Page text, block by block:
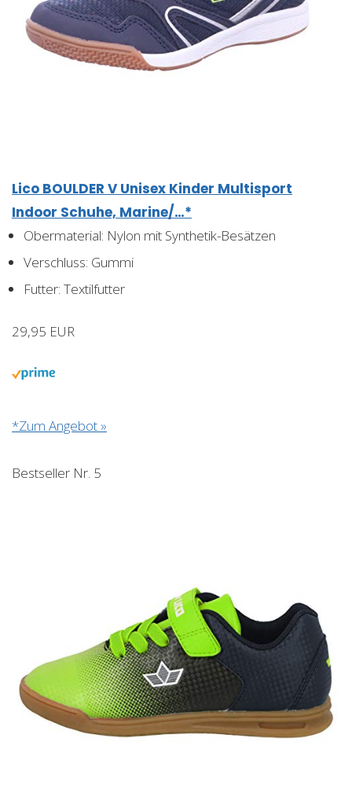
Lico BOULDER V Unisex Kinder Multisport
Indoor Schuhe, Marine/…*
Obermaterial: Nylon mit Synthetik-Besätzen
Verschluss: Gummi
Futter: Textilfutter
29,95 EUR
*Zum Angebot »
Bestseller Nr. 5